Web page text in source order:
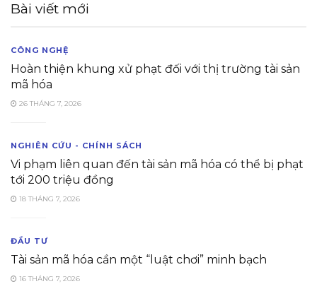
Bài viết mới
CÔNG NGHỆ
Hoàn thiện khung xử phạt đối với thị trường tài sản
mã hóa
26 THÁNG 7, 2026
NGHIÊN CỨU - CHÍNH SÁCH
Vi phạm liên quan đến tài sản mã hóa có thể bị phạt
tới 200 triệu đồng
18 THÁNG 7, 2026
ĐẦU TƯ
Tài sản mã hóa cần một “luật chơi” minh bạch
16 THÁNG 7, 2026